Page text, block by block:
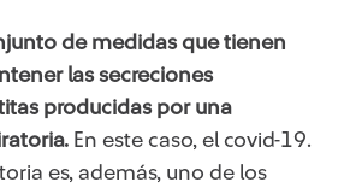
de medidas que tienen
las secreciones
producidas por una
En este caso, el covid-19.
es, además, uno de los